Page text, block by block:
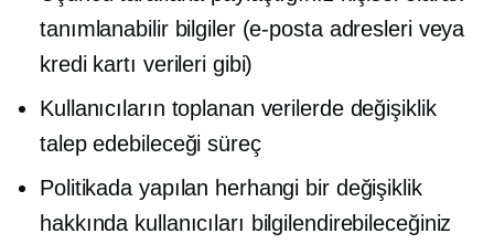
tanımlanabilir bilgiler (e-posta adresleri veya
kredi kartı verileri gibi)
Kullanıcıların toplanan verilerde değişiklik
talep edebileceği süreç
Politikada yapılan herhangi bir değişiklik
hakkında kullanıcıları bilgilendirebileceğiniz